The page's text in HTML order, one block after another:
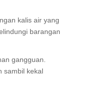
kalis air yang
barangan
gangguan.
sambil kekal